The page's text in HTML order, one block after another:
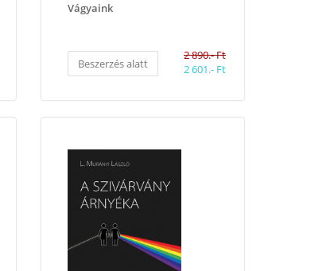
​Vágyaink
Beszerzés alatt
2 890.- Ft
2 601.- Ft